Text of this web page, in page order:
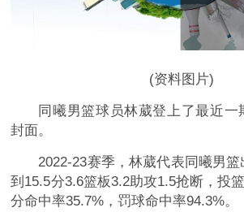
(资料图片)
同曦男篮球员林葳登上了最近一
封面。
2022-23赛季，林葳代表同曦男
到15.5分3.6篮板3.2助攻1.5抢断，投
分命中率35.7%，罚球命中率94.3%。